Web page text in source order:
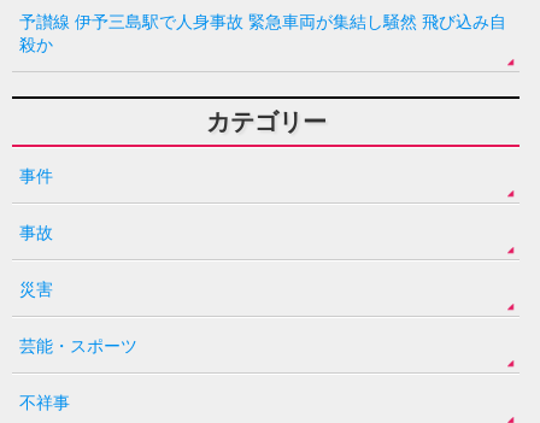
予讃線 伊予三島駅で人身事故 緊急車両が集結し騒然 飛び込み自
殺か
カテゴリー
事件
事故
災害
芸能・スポーツ
不祥事